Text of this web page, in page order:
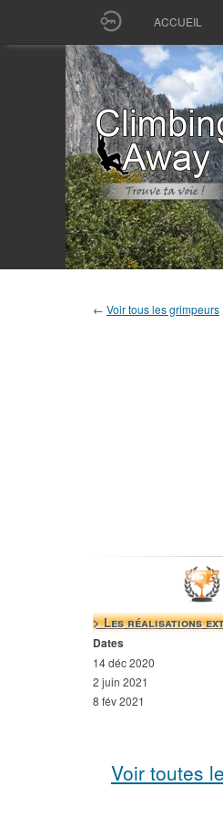
ACCUEIL
← Voir tous les grimpeurs
> Les réalisations
Dates
14 déc 2020
2 juin 2021
8 fév 2021
Voir toutes